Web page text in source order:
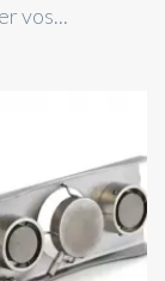
vos...